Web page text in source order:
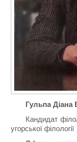
Гульпа Діана
Кандидат
угорської філології